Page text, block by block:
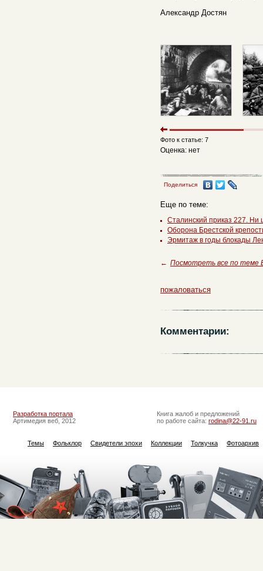
Александр Достян
Фото к статье: 7
Оценка: нет
Поделиться
Еще по теме:
Сталинский приказ 227. Ни
Оборона Брестской
Эрмитаж в годы блокады
← Посмотреть все по теме
пожаловаться
Комментарии:
Разработка портала
Артимедия веб, 2012
Книга жалоб и предложений
по работе сайта: rodina@22-91.ru
Темы Фольклор Свидетели эпохи Коллекции Толкучка Фотоархив